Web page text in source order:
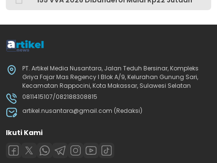
PT. Artikel Media Nusantara, Jalan Teduh Bersinar, Kompleks
Griya Fajar Mas Regency I Blok A/9, Kelurahan Gunung Sari,
Kecamatan Rappocini, Kota Makassar, Sulawesi Selatan
0811415107/082188308815
artikel.nusantara@gmail.com (Redaksi)
Ikuti Kami